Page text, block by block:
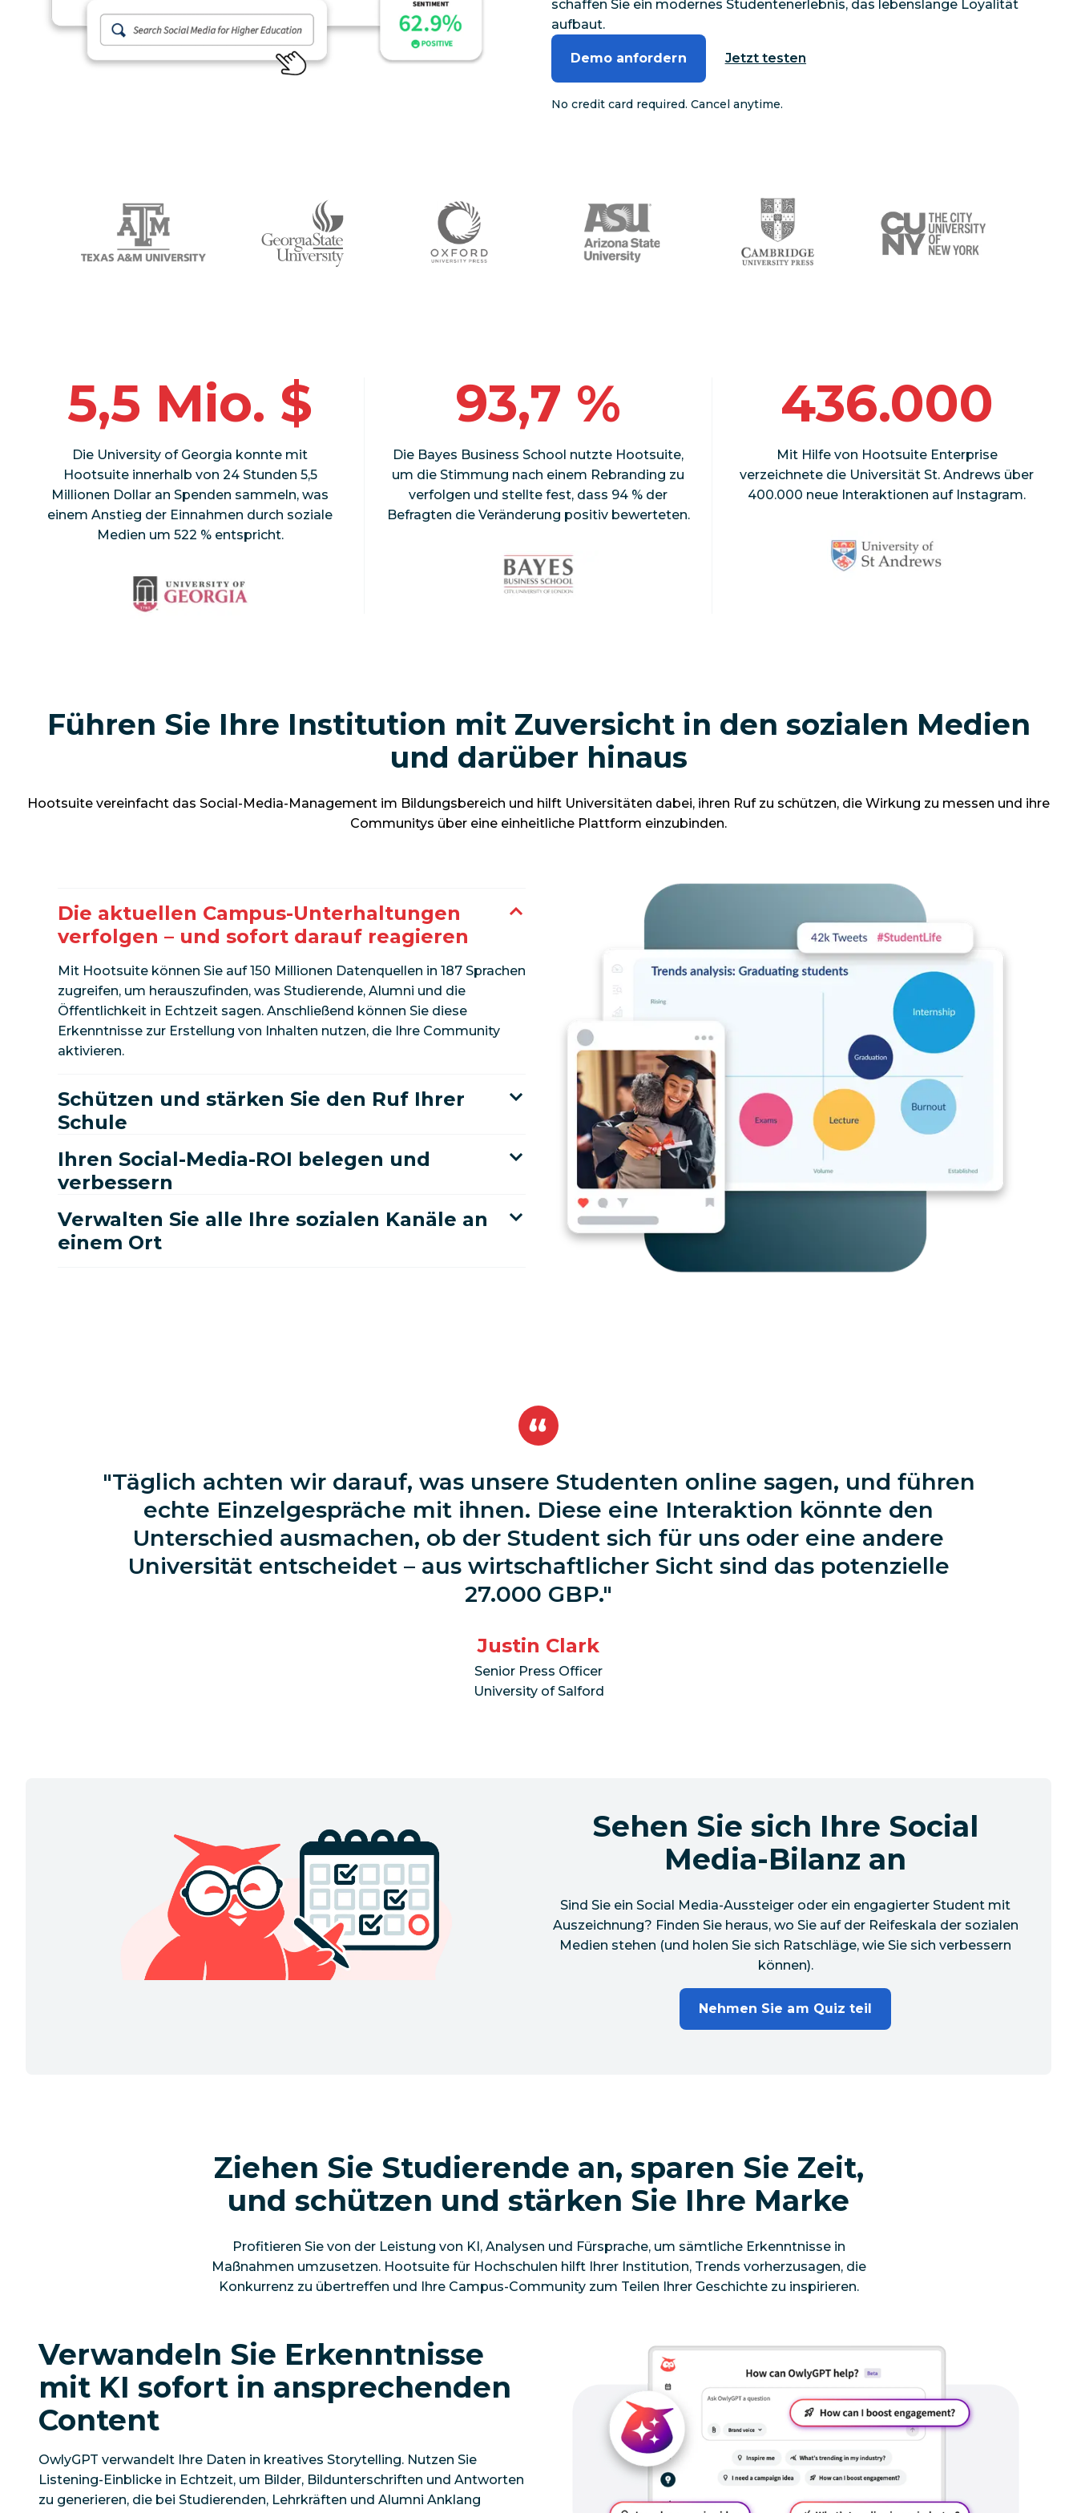
schaffen Sie ein modernes Studentenerlebnis, das lebenslange Loyalität
aufbaut.
Demo anfordern Jetzt testen
No credit card required. Cancel anytime.
5,5 Mio. $
Die University of Georgia konnte mit
Hootsuite innerhalb von 24 Stunden 5,5
Millionen Dollar an Spenden sammeln, was
einem Anstieg der Einnahmen durch soziale
Medien um 522 % entspricht.
93,7 %
Die Bayes Business School nutzte Hootsuite,
um die Stimmung nach einem Rebranding zu
verfolgen und stellte fest, dass 94 % der
Befragten die Veränderung positiv bewerteten.
436.000
Mit Hilfe von Hootsuite Enterprise
verzeichnete die Universität St. Andrews über
400.000 neue Interaktionen auf Instagram.
Führen Sie Ihre Institution mit Zuversicht in den sozialen Medien
und darüber hinaus
Hootsuite vereinfacht das Social-Media-Management im Bildungsbereich und hilft Universitäten dabei, ihren Ruf zu schützen, die Wirkung zu messen und ihre
Communitys über eine einheitliche Plattform einzubinden.
Die aktuellen Campus-Unterhaltungen
verfolgen – und sofort darauf reagieren
Mit Hootsuite können Sie auf 150 Millionen Datenquellen in 187 Sprachen
zugreifen, um herauszufinden, was Studierende, Alumni und die
Öffentlichkeit in Echtzeit sagen. Anschließend können Sie diese
Erkenntnisse zur Erstellung von Inhalten nutzen, die Ihre Community
aktivieren.
Schützen und stärken Sie den Ruf Ihrer
Schule
Ihren Social-Media-ROI belegen und
verbessern
Verwalten Sie alle Ihre sozialen Kanäle an
einem Ort
Täglich achten wir darauf, was unsere Studenten online sagen, und führen
echte Einzelgespräche mit ihnen. Diese eine Interaktion könnte den
Unterschied ausmachen, ob der Student sich für uns oder eine andere
Universität entscheidet – aus wirtschaftlicher Sicht sind das potenzielle
27.000 GBP.
Justin Clark
Senior Press Officer
University of Salford
Sehen Sie sich Ihre Social
Media-Bilanz an
Sind Sie ein Social Media-Aussteiger oder ein engagierter Student mit
Auszeichnung? Finden Sie heraus, wo Sie auf der Reifeskala der sozialen
Medien stehen (und holen Sie sich Ratschläge, wie Sie sich verbessern
können).
Nehmen Sie am Quiz teil
Ziehen Sie Studierende an, sparen Sie Zeit,
und schützen und stärken Sie Ihre Marke
Profitieren Sie von der Leistung von KI, Analysen und Fürsprache, um sämtliche Erkenntnisse in
Maßnahmen umzusetzen. Hootsuite für Hochschulen hilft Ihrer Institution, Trends vorherzusagen, die
Konkurrenz zu übertreffen und Ihre Campus-Community zum Teilen Ihrer Geschichte zu inspirieren.
Verwandeln Sie Erkenntnisse
mit KI sofort in ansprechenden
Content
OwlyGPT verwandelt Ihre Daten in kreatives Storytelling. Nutzen Sie
Listening-Einblicke in Echtzeit, um Bilder, Bildunterschriften und Antworten
zu generieren, die bei Studierenden, Lehrkräften und Alumni Anklang